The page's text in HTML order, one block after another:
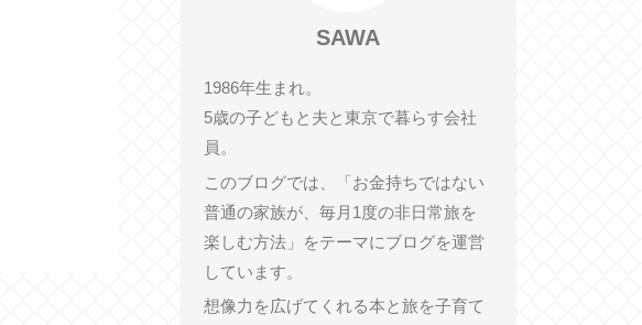
SAWA
1986年生まれ。
5歳の子どもと夫と東京で暮らす会社
員。
このブログでは、「お金持ちではない
普通の家族が、毎月1度の非日常旅を
楽しむ方法」をテーマにブログを運営
しています。
想像力を広げてくれる本と旅を子育て